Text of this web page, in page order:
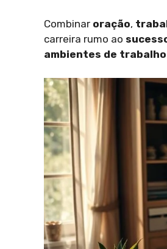
Combinar oração,
carreira rumo ao
ambientes de trabalho